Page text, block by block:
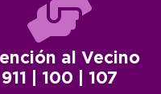
al Vecino
911 | 100 | 107